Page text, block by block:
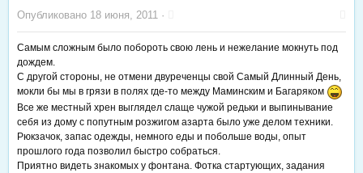
Опубликовано 18 июня, 2011 ·
Самым сложным было побороть свою лень и нежелание мокнуть под
дождем.
С другой стороны, не отмени двуреченцы свой Самый Длинный День,
мокли бы мы в грязи в полях где-то между Маминским и Багаряком
Все же местный хрен выглядел слаще чужой редьки и выпинывание
себя из дому с попутным розжигом азарта было уже делом техники.
Рюкзачок, запас одежды, немного еды и побольше воды, опыт
прошлого года позволил быстро собраться.
Приятно видеть знакомых у фонтана. Фотка стартующих, задания